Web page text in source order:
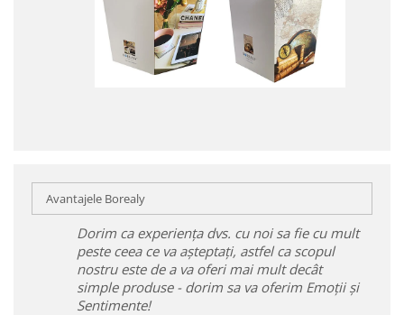
Avantajele Borealy
Dorim ca experiența dvs. cu noi sa fie cu mult
peste ceea ce va așteptați, astfel ca scopul
nostru este de a va oferi mai mult decât
simple produse - dorim sa va oferim Emoții și
Sentimente!